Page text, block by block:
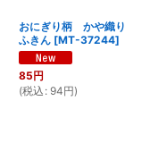
おにぎり柄 かや織り
ふきん [MT-37244]
85円
(税込 : 94円)